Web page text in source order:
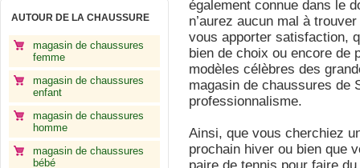
AUTOUR DE LA CHAUSSURE
magasin de chaussures
femme
magasin de chaussures
enfant
magasin de chaussures
homme
magasin de chaussures
bébé
également connue dans le
n’aurez aucun mal à
vous apporter satisfaction,
bien de choix ou encore de
modèles célèbres des
magasin de chaussures de
professionnalisme.
Ainsi, que vous cherchiez
prochain hiver ou bien que